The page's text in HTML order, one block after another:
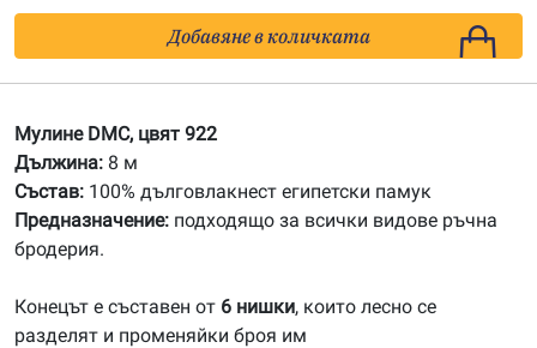
Мулине
DMC
Добавяне в количката
Мулине DMC, цвят 922
Дължина: 8 м
Състав: 100% дълговлакнест египетски памук
Предназначение: подходящо за всички видове ръчна
бродерия.
Конецът е съставен от 6 нишки, които лесно се
разделят и променяйки броя им